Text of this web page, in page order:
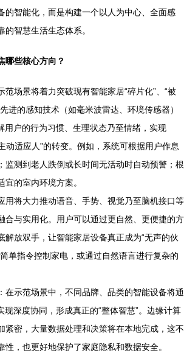
的智能化，而是构建一个以人为中心、全面感
智慧生活生态体系。
哪些核心方向？
范场景将着力突破现有智能家居“碎片化”、“被
进的感知技术（如毫米波雷达、环境传感器）
用户的行为习惯、生理状态乃至情绪，实现
动适应人”的转变。例如，系统可根据用户作息
监测到老人跌倒或长时间无活动时自动预警；根
的室内环境方案。
用将大力推动语音、手势、视觉乃至脑机接口等
合与实用化。用户可以通过更自然、更便捷的方
解放双手，让智能家居设备真正成为“无声的伙
单指令控制家电，或通过自然语言进行复杂的
在示范场景中，不同品牌、品类的智能设备将通
现深度协同，形成真正的“整体智慧”。边缘计算
紧密，大量数据处理和决策将在本地完成，这不
性，也更好地保护了家庭隐私和数据安全。